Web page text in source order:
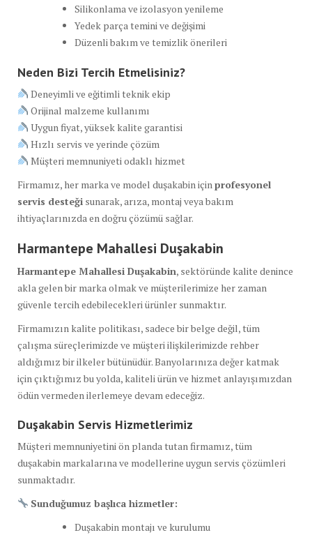
Silikonlama ve izolasyon yenileme
Yedek parça temini ve değişimi
Düzenli bakım ve temizlik önerileri
Neden Bizi Tercih Etmelisiniz?
Deneyimli ve eğitimli teknik ekip
Orijinal malzeme kullanımı
Uygun fiyat, yüksek kalite garantisi
Hızlı servis ve yerinde çözüm
Müşteri memnuniyeti odaklı hizmet
Firmamız, her marka ve model duşakabin için profesyonel
servis desteği sunarak, arıza, montaj veya bakım
ihtiyaçlarınızda en doğru çözümü sağlar.
Harmantepe Mahallesi Duşakabin
Harmantepe Mahallesi Duşakabin, sektöründe kalite denince
akla gelen bir marka olmak ve müşterilerimize her zaman
güvenle tercih edebilecekleri ürünler sunmaktır.
Firmamızın kalite politikası, sadece bir belge değil, tüm
çalışma süreçlerimizde ve müşteri ilişkilerimizde rehber
aldığımız bir ilkeler bütünüdür. Banyolarınıza değer katmak
için çıktığımız bu yolda, kaliteli ürün ve hizmet anlayışımızdan
ödün vermeden ilerlemeye devam edeceğiz.
Duşakabin Servis Hizmetlerimiz
Müşteri memnuniyetini ön planda tutan firmamız, tüm
duşakabin markalarına ve modellerine uygun servis çözümleri
sunmaktadır.
Sunduğumuz başlıca hizmetler:
Duşakabin montajı ve kurulumu